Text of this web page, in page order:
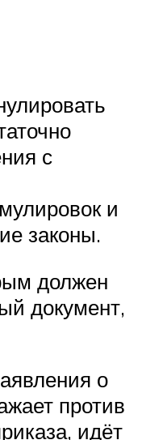
с
и
законы.
должен
документ,
о
против
идёт